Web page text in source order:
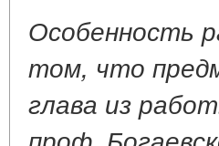
Особенность
том, что
глава из